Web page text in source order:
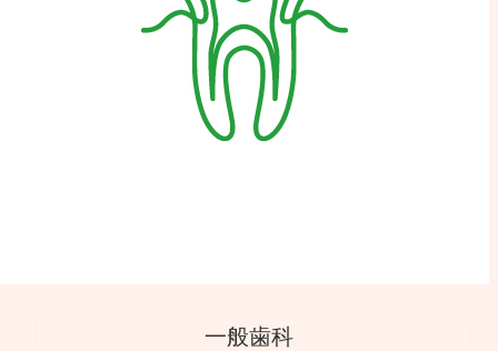
一般歯科